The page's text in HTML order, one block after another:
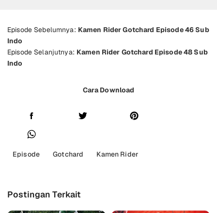
Episode Sebelumnya: Kamen Rider Gotchard Episode 46 Sub
Indo
Episode Selanjutnya: Kamen Rider Gotchard Episode 48 Sub
Indo
Cara Download
Episode Gotchard Kamen Rider
Postingan Terkait